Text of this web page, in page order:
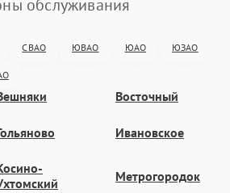
обслуживания
СВАО ЮВАО ЮАО ЮЗАО
Восточный
Ивановское
Метрогородок